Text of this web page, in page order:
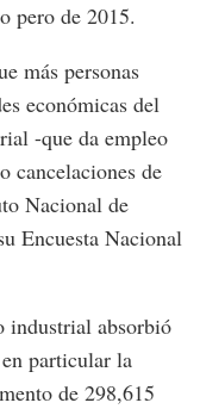
pero de 2015.
más personas
económicas del
-que da empleo
cancelaciones de
Nacional de
Encuesta Nacional
industrial absorbió
particular la
de 298,615